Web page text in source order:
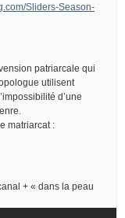
Sliders-Season-
patriarcale qui
utilisent
d’une
matriarcat :
+ « dans la peau